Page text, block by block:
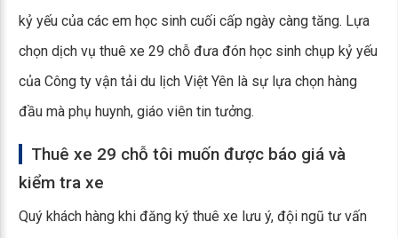
kỷ yếu của các em học sinh cuối cấp ngày càng tăng. Lựa
chọn dịch vụ thuê xe 29 chỗ đưa đón học sinh chụp kỷ yếu
của Công ty vận tải du lịch Việt Yên là sự lựa chọn hàng
đầu mà phụ huynh, giáo viên tin tưởng.
Thuê xe 29 chỗ tôi muốn được báo giá và
kiểm tra xe
Quý khách hàng khi đăng ký thuê xe lưu ý, đội ngũ tư vấn